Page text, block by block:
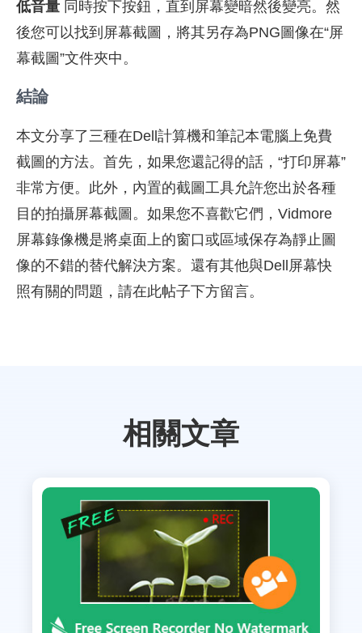
低音量 同時按下按鈕，直到屏幕變暗然後變亮。然
後您可以找到屏幕截圖，將其另存為PNG圖像在“屏
幕截圖”文件夾中。
結論
本文分享了三種在Dell計算機和筆記本電腦上免費
截圖的方法。首先，如果您還記得的話，“打印屏幕”
非常方便。此外，內置的截圖工具允許您出於各種
目的拍攝屏幕截圖。如果您不喜歡它們，Vidmore
屏幕錄像機是將桌面上的窗口或區域保存為靜止圖
像的不錯的替代解決方案。還有其他與Dell屏幕快
照有關的問題，請在此帖子下方留言。
相關文章